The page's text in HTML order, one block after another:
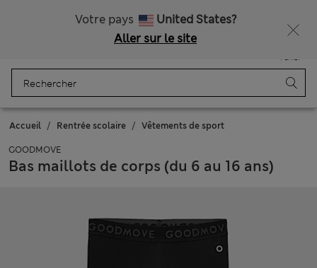
Votre pays
United States?
Aller sur le site
Panier
Accueil Rentrée scolaire Vêtements de sport
GOODMOVE
Bas maillots de corps (du 6 au 16 ans)